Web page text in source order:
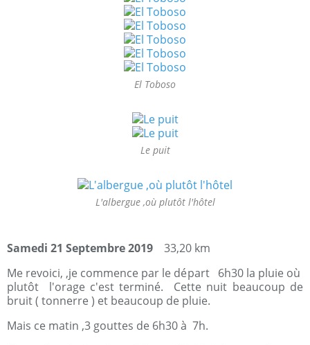
El Toboso
Le puit
L'albergue ,où plutôt l'hôtel
Samedi 21 Septembre 2019
33,20 km
Me revoici, ,je commence par le départ 6h30 la pluie où
plutôt l'orage c'est terminé. Cette nuit beaucoup de
bruit ( tonnerre ) et beaucoup de pluie.
Mais ce matin ,3 gouttes de 6h30 à 7h.